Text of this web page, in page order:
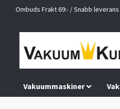
Ombuds Frakt 69:- / Snabb leverans
Vakuummaskiner